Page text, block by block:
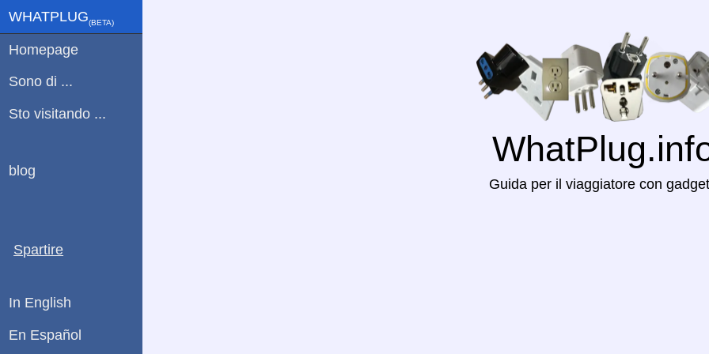
Guida per il viaggiatore con
WHATPLUG(ΒETA)
Homepage
Sono di ...
Sto visitando ...
blog
Spartire
In English
En Español